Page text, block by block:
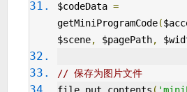
$codeData =
getMiniProgramCode(
$scene, $pagePath,
// 保存为图片文件